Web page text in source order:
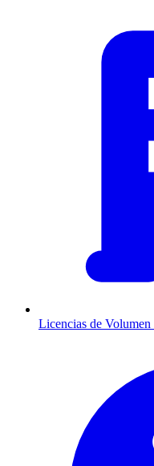
Licencias de Volumen